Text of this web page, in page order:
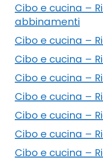
Cibo e cucina –
abbinamenti
Cibo e cucina –
Cibo e cucina –
Cibo e cucina –
Cibo e cucina –
Cibo e cucina –
Cibo e cucina –
Cibo e cucina –